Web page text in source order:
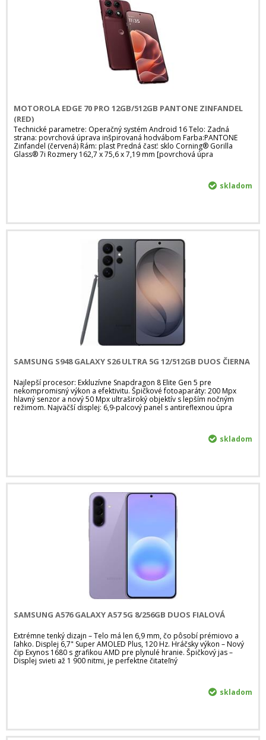
MOTOROLA EDGE 70 PRO 12GB/512GB PANTONE ZINFANDEL
(RED)
Technické parametre: Operačný systém Android 16 Telo: Zadná
strana: povrchová úprava inšpirovaná hodvábom Farba:PANTONE
Zinfandel (červená) Rám: plast Predná časť: sklo Corning® Gorilla
Glass® 7i Rozmery 162,7 x 75,6 x 7,19 mm [povrchová úpra
skladom
SAMSUNG S948 GALAXY S26 ULTRA 5G 12/512GB DUOS ČIERNA
Najlepší procesor: Exkluzívne Snapdragon 8 Elite Gen 5 pre
nekompromisný výkon a efektivitu. Špičkové fotoaparáty: 200 Mpx
hlavný senzor a nový 50 Mpx ultraširoký objektív s lepším nočným
režimom. Najväčší displej: 6,9-palcový panel s antireflexnou úpra
skladom
SAMSUNG A576 GALAXY A57 5G 8/256GB DUOS FIALOVÁ
Extrémne tenký dizajn – Telo má len 6,9 mm, čo pôsobí prémiovo a
ľahko. Displej 6,7" Super AMOLED Plus, 120 Hz. Hráčsky výkon – Nový
čip Exynos 1680 s grafikou AMD pre plynulé hranie. Špičkový jas –
Displej svieti až 1 900 nitmi, je perfektne čitateľný
skladom